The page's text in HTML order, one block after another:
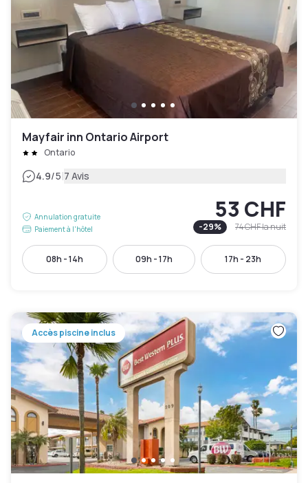
Mayfair inn Ontario Airport
Ontario
4.9/5|7 Avis
Annulation gratuite
Paiement à l'hôtel
53 CHF
-29% 74 CHFla nuit
08h - 14h 09h - 17h 17h - 23h
Accès piscine inclus